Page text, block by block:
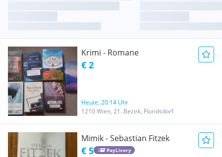
Krimi - Romane
€ 2
Heute, 20:14 Uhr
1210 Wien, 21. Bezirk, Floridsdorf
Mimik - Sebastian Fitzek
€ 5 PayLivery